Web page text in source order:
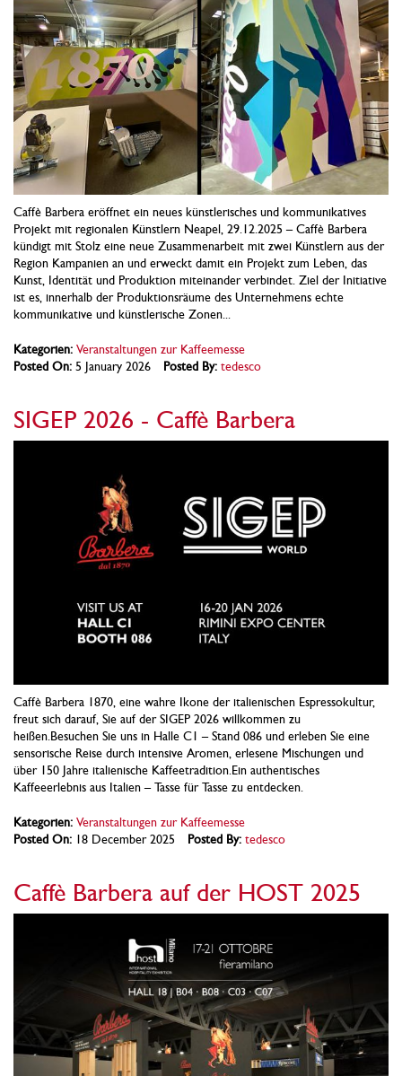
Caffè Barbera eröffnet ein neues künstlerisches und kommunikatives
Projekt mit regionalen Künstlern Neapel, 29.12.2025 – Caffè Barbera
kündigt mit Stolz eine neue Zusammenarbeit mit zwei Künstlern aus der
Region Kampanien an und erweckt damit ein Projekt zum Leben, das
Kunst, Identität und Produktion miteinander verbindet. Ziel der Initiative
ist es, innerhalb der Produktionsräume des Unternehmens echte
kommunikative und künstlerische Zonen...
Kategorien: Veranstaltungen zur Kaffeemesse
Posted On: 5 January 2026 Posted By: tedesco
SIGEP 2026 - Caffè Barbera
Caffè Barbera 1870, eine wahre Ikone der italienischen Espressokultur,
freut sich darauf, Sie auf der SIGEP 2026 willkommen zu
heißen.Besuchen Sie uns in Halle C1 – Stand 086 und erleben Sie eine
sensorische Reise durch intensive Aromen, erlesene Mischungen und
über 150 Jahre italienische Kaffeetradition.Ein authentisches
Kaffeeerlebnis aus Italien – Tasse für Tasse zu entdecken.
Kategorien: Veranstaltungen zur Kaffeemesse
Posted On: 18 December 2025 Posted By: tedesco
Caffè Barbera auf der HOST 2025